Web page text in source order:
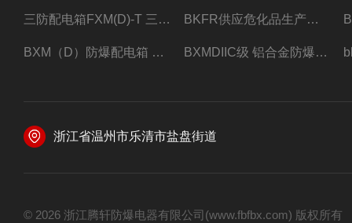
三防配电箱FXM(D)-T 三防型黑色工程塑料 BKFR供应危化品生产车间1.5匹2匹3匹5匹防爆空调
BXM（D）防爆配电箱 防爆照明动力箱厂家 定做 BXMDIIC级 铝合金防爆照明动力配电箱 加工定做
浙江省温州市乐清市盐盘街道
© 2026 浙江腾轩防爆电器有限公司(www.fbfbx.com) 版权所